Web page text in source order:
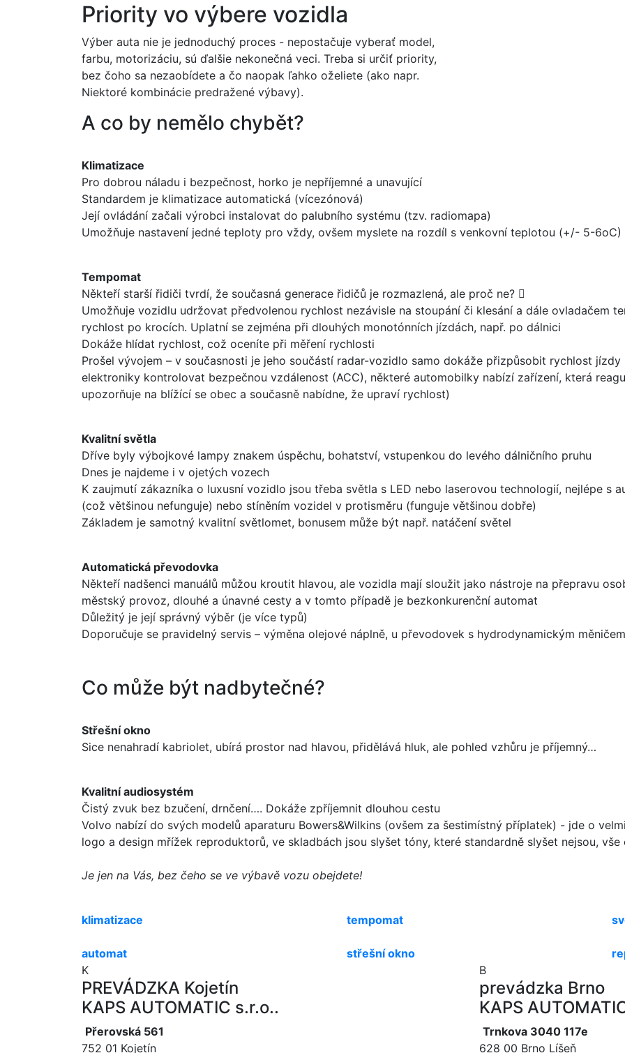
Priority vo výbere vozidla
Výber auta nie je jednoduchý proces - nepostačuje vyberať model,
farbu, motorizáciu, sú ďalšie nekonečná veci. Treba si určiť priority,
bez čoho sa nezaobídete a čo naopak ľahko oželiete (ako napr.
Niektoré kombinácie predražené výbavy).
A co by nemělo chybět?
Klimatizace
Pro dobrou náladu i bezpečnost, horko je nepříjemné a unavující
Standardem je klimatizace automatická (vícezónová)
Její ovládání začali výrobci instalovat do palubního systému (tzv. radiomapa)
Umožňuje nastavení jedné teploty pro vždy, ovšem myslete na rozdíl s venkovní teplotou (+/- 5-6oC)
Tempomat
Někteří starší řidiči tvrdí, že současná generace řidičů je rozmazlená, ale proč ne? 
Umožňuje vozidlu udržovat předvolenou rychlost nezávisle na stoupání či klesání a dále ovladačem
rychlost po krocích. Uplatní se zejména při dlouhých monotónních jízdách, např. po dálnici
Dokáže hlídat rychlost, což oceníte při měření rychlosti
Prošel vývojem – v současnosti je jeho součástí radar-vozidlo samo dokáže přizpůsobit rychlost
elektroniky kontrolovat bezpečnou vzdálenost (ACC), některé automobilky nabízí zařízení, která
upozorňuje na blížící se obec a současně nabídne, že upraví rychlost)
Kvalitní světla
Dříve byly výbojkové lampy znakem úspěchu, bohatství, vstupenkou do levého dálničního pruhu
Dnes je najdeme i v ojetých vozech
K zaujmutí zákazníka o luxusní vozidlo jsou třeba světla s LED nebo laserovou technologií, nejlépe s
(což většinou nefunguje) nebo stíněním vozidel v protisměru (funguje většinou dobře)
Základem je samotný kvalitní světlomet, bonusem může být např. natáčení světel
Automatická převodovka
Někteří nadšenci manuálů můžou kroutit hlavou, ale vozidla mají sloužit jako nástroje na přepravu
městský provoz, dlouhé a únavné cesty a v tomto případě je bezkonkurenční automat
Důležitý je její správný výběr (je více typů)
Doporučuje se pravidelný servis – výměna olejové náplně, u převodovek s hydrodynamickým
Co může být nadbytečné?
Střešní okno
Sice nenahradí kabriolet, ubírá prostor nad hlavou, přidělává hluk, ale pohled vzhůru je příjemný…
Kvalitní audiosystém
Čistý zvuk bez bzučení, drnčení…. Dokáže zpříjemnit dlouhou cestu
Volvo nabízí do svých modelů aparaturu Bowers&Wilkins (ovšem za šestimístný příplatek) - jde o
logo a design mřížek reproduktorů, ve skladbách jsou slyšet tóny, které standardně slyšet nejsou,
Je jen na Vás, bez čeho se ve výbavě vozu obejdete!
klimatizace tempomat
automat střešní okno
K
PREVÁDZKA Kojetín
KAPS AUTOMATIC s.r.o..
Přerovská 561
752 01 Kojetín
B
prevádzka Brno
KAPS
Trnkova 3040 117e
628 00 Brno Líšeň